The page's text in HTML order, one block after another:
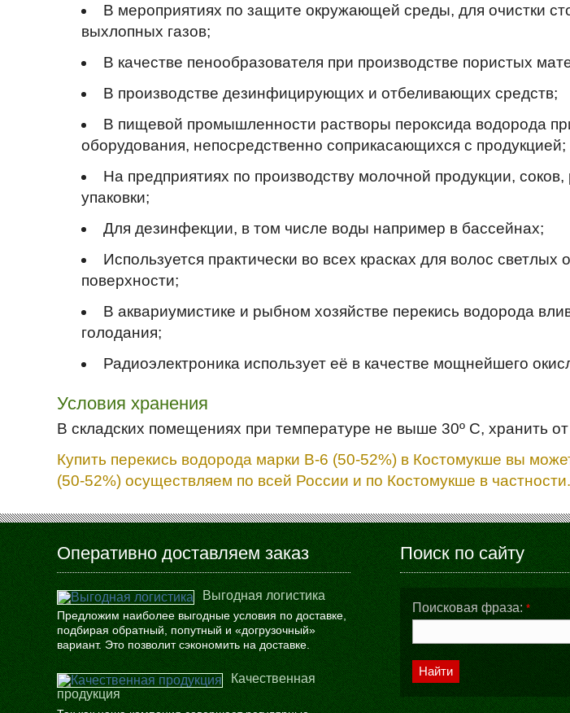
В мероприятиях по защите окружающей среды, для очистки
выхлопных газов;
В качестве пенообразователя при производстве пористых
В производстве дезинфицирующих и отбеливающих средств;
В пищевой промышленности растворы пероксида водорода
оборудования, непосредственно соприкасающихся с продукцией;
На предприятиях по производству молочной продукции,
упаковки;
Для дезинфекции, в том числе воды например в бассейнах;
Используется практически во всех красках для волос
поверхности;
В аквариумистике и рыбном хозяйстве перекись водорода
голодания;
Радиоэлектроника использует её в качестве мощнейшего
Условия хранения
В складских помещениях при температуре не выше 30º С, хранить
Купить перекись водорода марки В-6 (50-52%) в Костомукше вы
(50-52%) осуществляем по всей России и по Костомукше в частности.
Оперативно доставляем заказ
Выгодная логистика
Предложим наиболее выгодные условия по доставке,
подбирая обратный, попутный и «догрузочный»
вариант. Это позволит сэкономить на доставке.
Качественная
продукция
Поиск по сайту
Поисковая фраза: *
Найти